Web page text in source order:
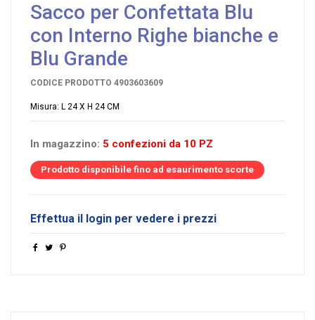
Sacco per Confettata Blu
con Interno Righe bianche e
Blu Grande
CODICE PRODOTTO 4903603609
Misura: L 24 X H 24 CM
In magazzino: 5 confezioni da 10 PZ
Prodotto disponibile fino ad esaurimento scorte
Effettua il login per vedere i prezzi